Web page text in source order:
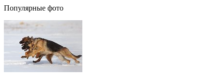
Популярные фото